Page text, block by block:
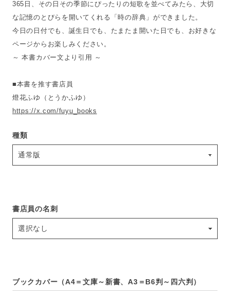
365日、その日その季節にぴったりの短歌を並べてみたら、大切
な記憶のとびらを開いてくれる「時の辞典」ができました。
今日の日付でも、誕生日でも、たまたま開いた日でも、お好きな
ページからお楽しみください。
～ 本書カバー文より引用 ～
■本書を推す書店員
燈花ふゆ（とうかふゆ）
https://x.com/fuyu_books
種類
書店員の名刺
ブックカバー（A4＝文庫～新書、A3＝B6判～四六判）